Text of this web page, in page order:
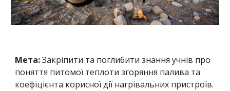
Мета:Закріпити та поглибити знання учнів про
поняття питомої теплоти згоряння палива та
коефіцієнта корисної дії нагрівальних пристроїв.